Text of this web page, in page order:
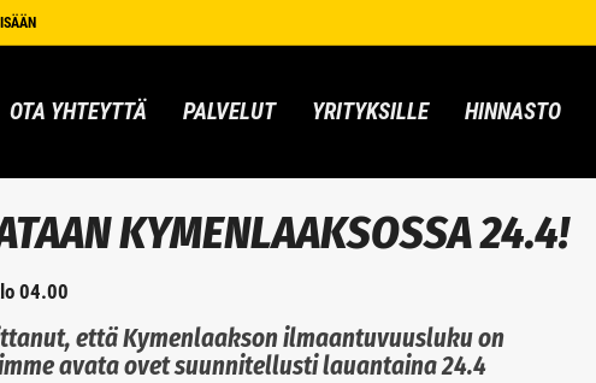
OTA YHTEYTTÄ PALVELUT YRITYKSILLE HINNASTO
KYMENLAAKSOSSA 24.4!
04.00
että Kymenlaakson ilmaantuvuusluku on
avata ovet suunnitellusti lauantaina 24.4